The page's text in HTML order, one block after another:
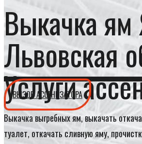
Выкачка ям
Львовская
Услуги
ВЫЗОВ АССЕНИЗАТОРА
Выкачка выгребных ям, выкачать
туалет, откачать сливную яму,